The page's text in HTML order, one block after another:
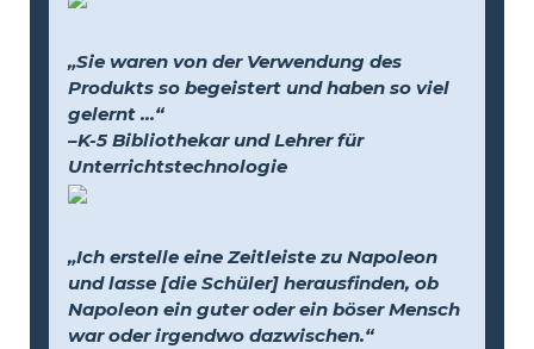
„Sie waren von der Verwendung des
Produkts so begeistert und haben so viel
gelernt …“
–K-5 Bibliothekar und Lehrer für
Unterrichtstechnologie
„Ich erstelle eine Zeitleiste zu Napoleon
und lasse [die Schüler] herausfinden, ob
Napoleon ein guter oder ein böser Mensch
war oder irgendwo dazwischen.“